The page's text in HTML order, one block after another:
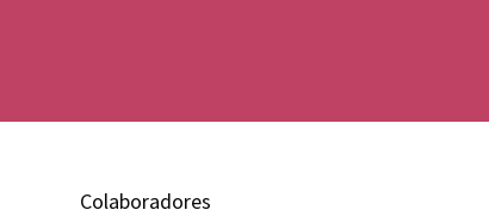
Colaboradores